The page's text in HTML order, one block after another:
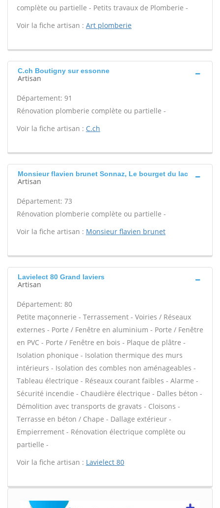
complète ou partielle - Petits travaux de Plomberie -
Voir la fiche artisan : Art plomberie
C.ch Boutigny sur essonne
Artisan
Département: 91
Rénovation plomberie complète ou partielle -
Voir la fiche artisan : C.ch
Monsieur flavien brunet Sonnaz, Le bourget du lac
Artisan
Département: 73
Rénovation plomberie complète ou partielle -
Voir la fiche artisan : Monsieur flavien brunet
Lavielect 80 Grand laviers
Artisan
Département: 80
Petite maçonnerie - Terrassement - Voiries / Réseaux
externes - Porte / Fenêtre en aluminium - Porte / Fenêtre
en PVC - Porte / Fenêtre en bois - Plaque de plâtre -
Isolation phonique - Isolation thermique des murs
intérieurs - Isolation des combles non aménageables -
Tableau électrique - Réseaux courant faibles - Alarme -
Sécurité incendie - Chaudière électrique - Dalles béton -
Démolition avec transports de gravats - Cloisons -
Terrasse en béton / Chape - Dallage extérieur -
Empierrement - Rénovation électrique complète ou
partielle -
Voir la fiche artisan : Lavielect 80